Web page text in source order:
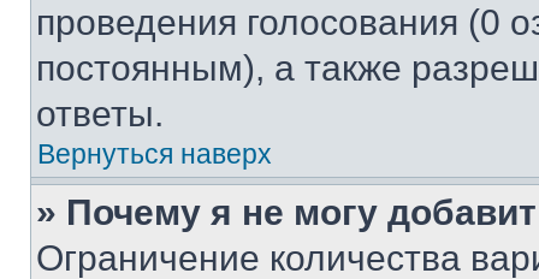
проведения голосования (0
постоянным), а также
ответы.
Вернуться наверх
» Почему я не могу
Ограничение количества